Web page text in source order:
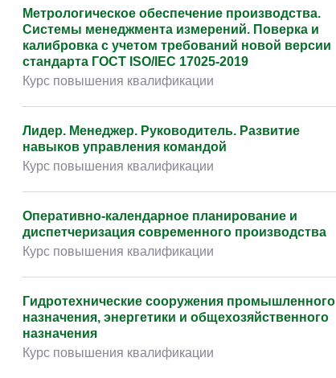
Метрологическое обеспечение производства.
Системы менеджмента измерений. Поверка и
калибровка с учетом требований новой версии
стандарта ГОСТ ISO/IEC 17025-2019
Курс повышения квалификации
Лидер. Менеджер. Руководитель. Развитие
навыков управления командой
Курс повышения квалификации
Оперативно-календарное планирование и
диспетчеризация современного производства
Курс повышения квалификации
Гидротехнические сооружения промышленного
назначения, энергетики и общехозяйственного
назначения
Курс повышения квалификации